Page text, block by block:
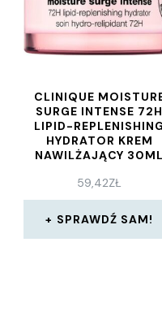
CLINIQUE
SURGE INTENSE 72H
LIPID-REPLENISHING
HYDRATOR KREM
NAWILŻAJĄCY 30ML
59,42ZŁ
SPRAWDŹ SAM!